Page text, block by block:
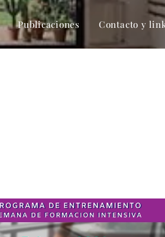
Publicaciones Contacto y